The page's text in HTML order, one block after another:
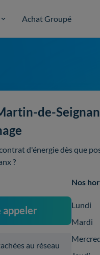
Achat Groupé
de-
d'énergie dès que
?
appeler
au réseau
Nos
Lundi
Mardi